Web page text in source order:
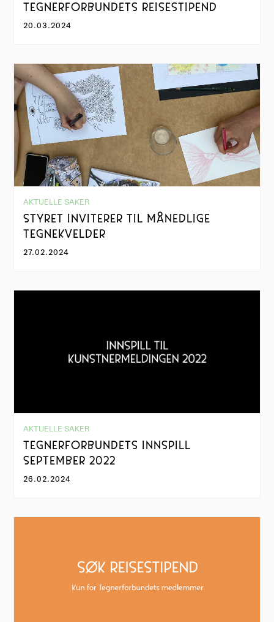
TEGNERFORBUNDETS REISESTIPEND
20.03.2024
AKTUELLE SAKER
STYRET INVITERER TIL MÅNEDLIGE
TEGNEKVELDER
27.02.2024
AKTUELLE SAKER
TEGNERFORBUNDETS INNSPILL
SEPTEMBER 2022
26.02.2024